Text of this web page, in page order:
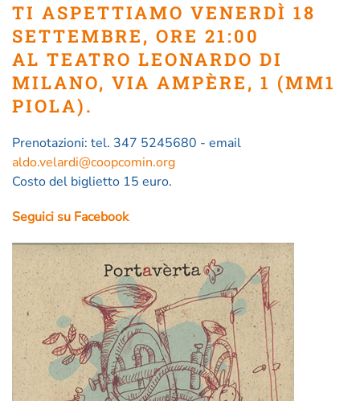
TI ASPETTIAMO VENERDÌ 18
SETTEMBRE, ORE 21:00
AL TEATRO LEONARDO DI
MILANO, VIA AMPÈRE, 1 (MM1
PIOLA).
Prenotazioni: tel. 347 5245680 - email
aldo.velardi@coopcomin.org
Costo del biglietto 15 euro.
Seguici su Facebook